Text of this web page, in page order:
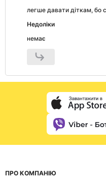
легше давати діткам, бо
Недоліки
немає
ПРО КОМПАНІЮ